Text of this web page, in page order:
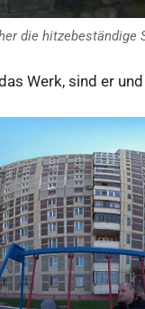
die hitzebeständige
Werk, sind er